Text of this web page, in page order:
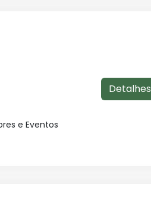
e Eventos
Detalhes